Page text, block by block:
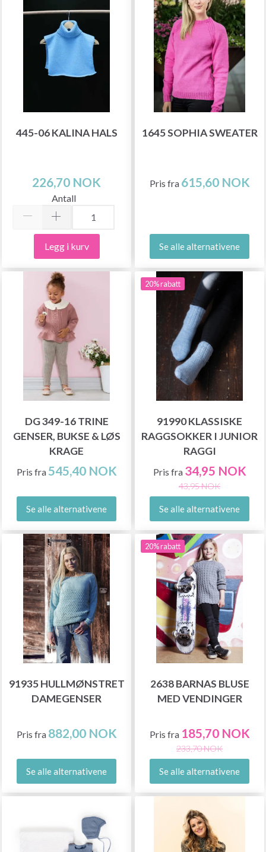
445-06 KALINA HALS
226,70 NOK
Antall
Legg i kurv
1645 SOPHIA SWEATER
Pris fra 615,60 NOK
Se alle alternativene
DG 349-16 TRINE
GENSER, BUKSE & LØS
KRAGE
Pris fra 545,40 NOK
Se alle alternativene
20% rabatt
91990 KLASSISKE
RAGGSOKKER I JUNIOR
RAGGI
Pris fra 34,95 NOK
43,95 NOK
Se alle alternativene
91935 HULLMØNSTRET
DAMEGENSER
Pris fra 882,00 NOK
Se alle alternativene
20% rabatt
2638 BARNAS BLUSE
MED VENDINGER
Pris fra 185,70 NOK
233,70 NOK
Se alle alternativene